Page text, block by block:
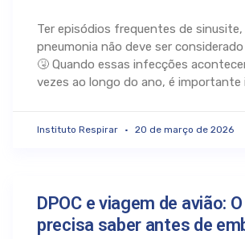
Ter episódios frequentes de
pneumonia não deve ser
🤧 Quando essas infecções
vezes ao longo do ano, é importante
Instituto Respirar 20 de março de 2026
DPOC e viagem de avião:
precisa saber antes de